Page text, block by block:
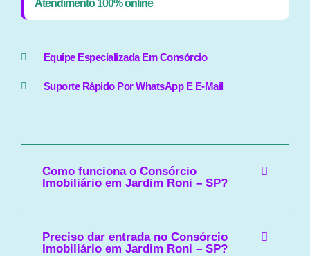
Atendimento 100% online
Equipe Especializada Em Consórcio
Suporte Rápido Por WhatsApp E E-Mail
Como funciona o Consórcio
Imobiliário em Jardim Roni – SP?
Preciso dar entrada no Consórcio
Imobiliário em Jardim Roni – SP?